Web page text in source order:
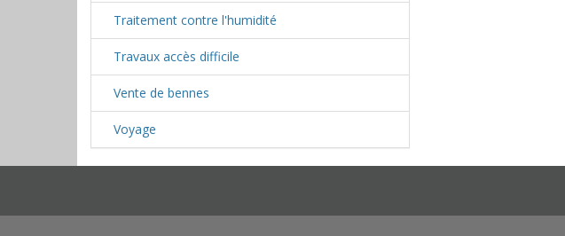
Traitement contre l'humidité
Travaux accès difficile
Vente de bennes
Voyage